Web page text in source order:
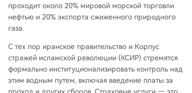
проходит около 20% мировой морской торговли
нефтью и 20% экспорта сжиженного природного
газа.
С тех пор иранское правительство и Корпус
стражей исламской революции (КСИР) стремятся
формально институционализировать контроль над
этим водным путем, включая введение платы за